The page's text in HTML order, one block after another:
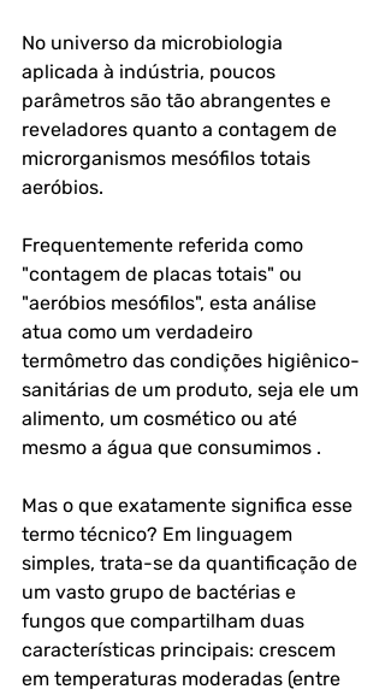
No universo da microbiologia
aplicada à indústria, poucos
parâmetros são tão abrangentes e
reveladores quanto a contagem de
microrganismos mesófilos totais
aeróbios.
Frequentemente referida como
"contagem de placas totais" ou
"aeróbios mesófilos", esta análise
atua como um verdadeiro
termômetro das condições higiênico-
sanitárias de um produto, seja ele um
alimento, um cosmético ou até
mesmo a água que consumimos .
Mas o que exatamente significa esse
termo técnico? Em linguagem
simples, trata-se da quantificação de
um vasto grupo de bactérias e
fungos que compartilham duas
características principais: crescem
em temperaturas moderadas (entre